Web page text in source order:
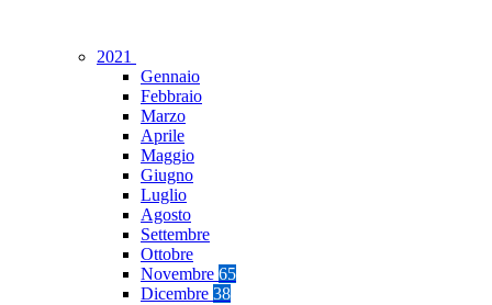
2021
Gennaio
Febbraio
Marzo
Aprile
Maggio
Giugno
Luglio
Agosto
Settembre
Ottobre
Novembre 65
Dicembre 38